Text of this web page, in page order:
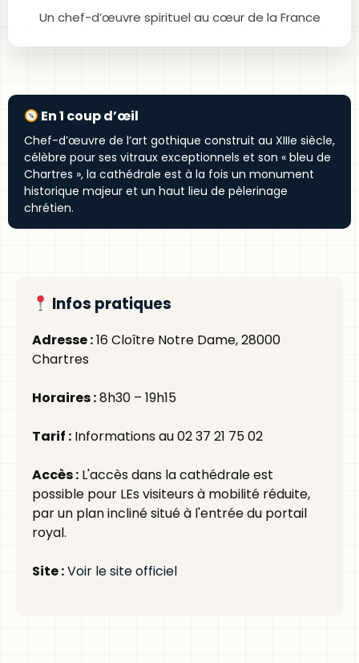
Un chef-d’œuvre spirituel au cœur de la France
En 1 coup d’œil
Chef-d’œuvre de l’art gothique construit au XIIIe siècle,
célèbre pour ses vitraux exceptionnels et son « bleu de
Chartres », la cathédrale est à la fois un monument
historique majeur et un haut lieu de pèlerinage
chrétien.
Infos pratiques
Adresse :16 Cloître Notre Dame, 28000
Chartres
Horaires :8h30 – 19h15
Tarif : Informations au 02 37 21 75 02
Accès : L'accès dans la cathédrale est
possible pour LEs visiteurs à mobilité réduite,
par un plan incliné situé à l'entrée du portail
royal.
Site :Voir le site officiel